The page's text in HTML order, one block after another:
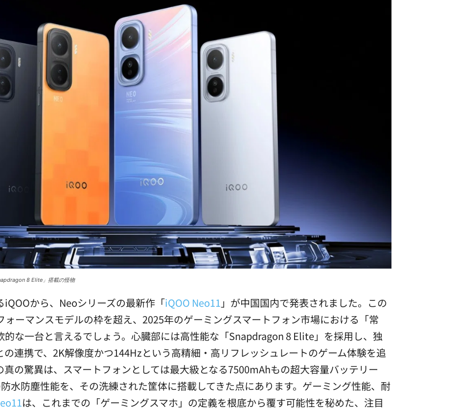
8 Elite」搭載の怪物
から、Neoシリーズの最新作「iQOO Neo11 」が中国国内で発表されました。この
ォーマンスモデルの枠を超え、2025年のゲーミングスマートフォン市場における「常
な一台と言えるでしょう。心臓部には高性能な「Snapdragon 8 Elite」を採用し、独
連携で、2K解像度かつ144Hzという高精細・高リフレッシュレートのゲーム体験を追
の驚異は、スマートフォンとしては最大級となる7500mAhもの超大容量バッテリー
水防塵性能を、その洗練された筐体に搭載してきた点にあります。ゲーミング性能、耐
は、これまでの「ゲーミングスマホ」の定義を根底から覆す可能性を秘めた、注目